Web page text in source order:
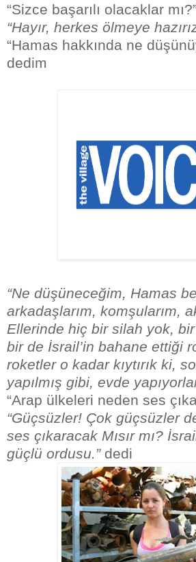
“Sizce başarılı olacaklar
“Hayır, herkes ölmeye
“Hamas hakkında ne
dedim
“Ne düşüneceğim, Hamas
arkadaşlarım, komşularım,
Ellerinde hiç bir silah yok,
bir de İsrail’in bahane ettiği
roketler o kadar kıytırık ki,
yapılmış gibi, evde
“Arap ülkeleri neden ses
“Güçsüzler! Çok güçsüzler
ses çıkaracak Mısır mı?
güçlü ordusu.”dedi